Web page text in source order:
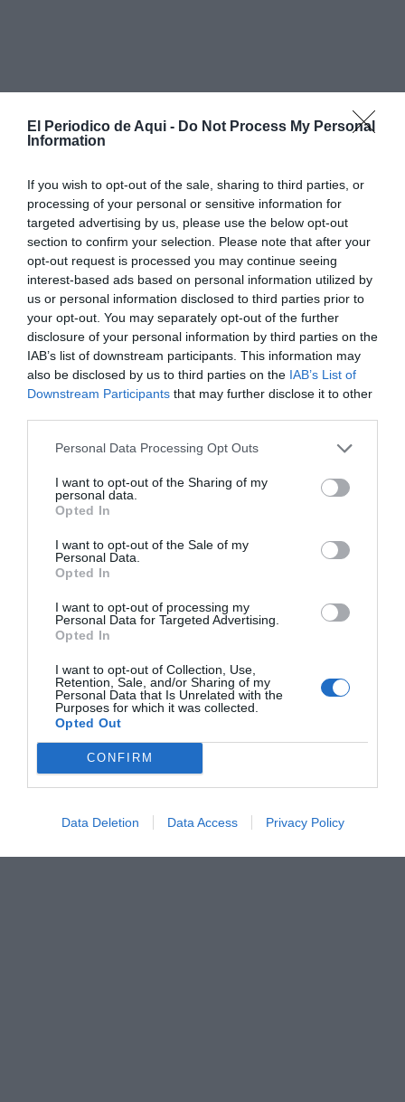
El Periodico de Aqui - Do Not Process My Personal
Information
If you wish to opt-out of the sale, sharing to third parties, or
processing of your personal or sensitive information for
targeted advertising by us, please use the below opt-out
section to confirm your selection. Please note that after your
opt-out request is processed you may continue seeing
interest-based ads based on personal information utilized by
us or personal information disclosed to third parties prior to
your opt-out. You may separately opt-out of the further
disclosure of your personal information by third parties on the
IAB’s list of downstream participants. This information may
also be disclosed by us to third parties on the IAB’s List of
Downstream Participants that may further disclose it to other
Personal Data Processing Opt Outs
I want to opt-out of the Sharing of my
personal data.
Opted In
I want to opt-out of the Sale of my
Personal Data.
Opted In
I want to opt-out of processing my
Personal Data for Targeted Advertising.
Opted In
I want to opt-out of Collection, Use,
Retention, Sale, and/or Sharing of my
Personal Data that Is Unrelated with the
Purposes for which it was collected.
Opted Out
CONFIRM
Data Deletion Data Access Privacy Policy
Ante la gravedad de los hechos, los agentes reforzaron
vigilancia en la zonay, según fuentes municipales,
han logrado identificar a los posibles responsables
Las primeras investigaciones apuntan a que se trata de
acto incívico protagonizado por menores de
Las familias de los menores implicados han
trasladado susdisculpas
y han
manifestado su disposición a
daños ocasionados. Por su parte, los servicios
municipales de mantenimiento actuaron con rapidez
y ya han procedido a laeliminación completa de las
pintadas.